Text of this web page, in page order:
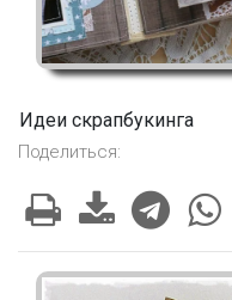
Идеи скрапбукинга
Поделиться: